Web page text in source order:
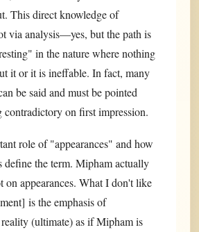
This direct knowledge of
via analysis—yes, but the path is
in the nature where nothing
it or it is ineffable. In fact, many
be said and must be pointed
contradictory on first impression.
role of "appearances" and how
define the term. Mipham actually
on appearances. What I don't like
is the emphasis of
(ultimate) as if Mipham is